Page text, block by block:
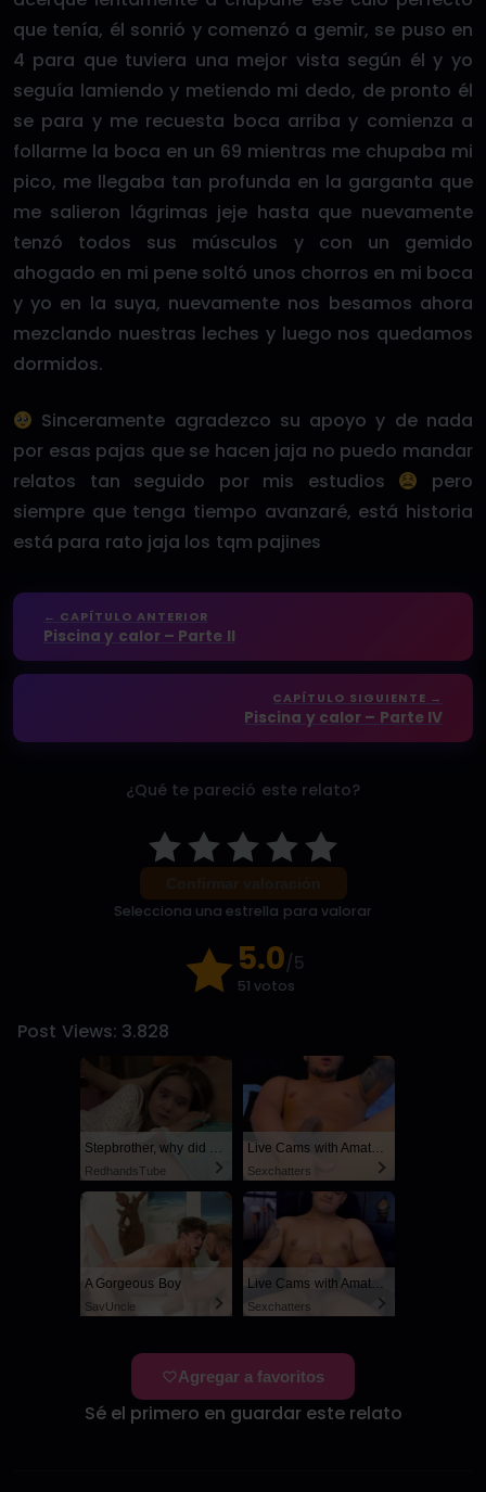
que tenía, él sonrió y comenzó a gemir, se puso en
4 para que tuviera una mejor vista según él y yo
seguía lamiendo y metiendo mi dedo, de pronto él
se para y me recuesta boca arriba y comienza a
follarme la boca en un 69 mientras me chupaba mi
pico, me llegaba tan profunda en la garganta que
me salieron lágrimas jeje hasta que nuevamente
tenzó todos sus músculos y con un gemido
ahogado en mi pene soltó unos chorros en mi boca
y yo en la suya, nuevamente nos besamos ahora
mezclando nuestras leches y luego nos quedamos
dormidos.
Sinceramente agradezco su apoyo y de nada
por esas pajas que se hacen jaja no puedo mandar
relatos tan seguido por mis estudios
pero
siempre que tenga tiempo avanzaré, está historia
está para rato jaja los tqm pajines
← CAPÍTULO ANTERIOR
Piscina y calor – Parte II
CAPÍTULO SIGUIENTE →
Piscina y calor – Parte IV
¿Qué te pareció este relato?
Selecciona una estrella para valorar
5.0/5
51 votos
Post Views: 3.828
Stepbrother, why did you show me your dick? Now I want to fuck you with my wet pussy
RedhandsTube
Live Cams with Amateur Men
Sexchatters
A Gorgeous Boy
SayUncle
Live Cams with Amateur Men
Sexchatters
Agregar a favoritos
Sé el primero en guardar este relato